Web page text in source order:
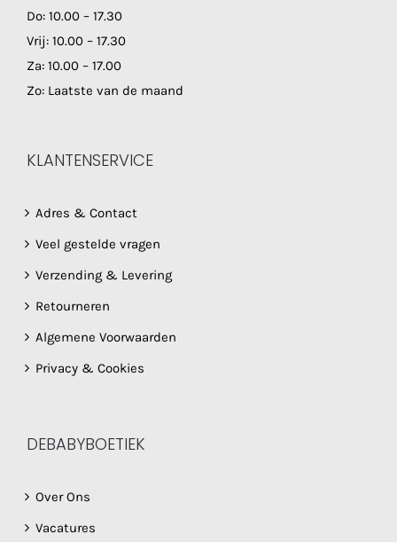
Do: 10.00 – 17.30
Vrij: 10.00 – 17.30
Za: 10.00 – 17.00
Zo: Laatste van de maand
KLANTENSERVICE
Adres & Contact
Veel gestelde vragen
Verzending & Levering
Retourneren
Algemene Voorwaarden
Privacy & Cookies
DEBABYBOETIEK
Over Ons
Vacatures